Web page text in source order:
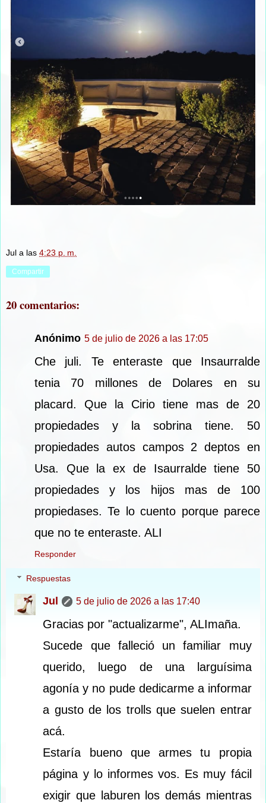
Jul a las 4:23 p. m.
Compartir
20 comentarios:
Anónimo 5 de julio de 2026 a las 17:05
Che juli. Te enteraste que Insaurralde
tenia 70 millones de Dolares en su
placard. Que la Cirio tiene mas de 20
propiedades y la sobrina tiene. 50
propiedades autos campos 2 deptos en
Usa. Que la ex de Isaurralde tiene 50
propiedades y los hijos mas de 100
propiedases. Te lo cuento porque parece
que no te enteraste. ALI
Responder
Respuestas
Jul 5 de julio de 2026 a las 17:40
Gracias por "actualizarme", ALImaña.
Sucede que falleció un familiar muy
querido, luego de una larguísima
agonía y no pude dedicarme a informar
a gusto de los trolls que suelen entrar
acá.
Estaría bueno que armes tu propia
página y lo informes vos. Es muy fácil
exigir que laburen los demás mientras